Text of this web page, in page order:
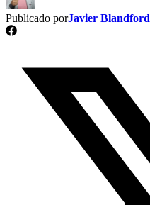
Publicado porJavier Blandford